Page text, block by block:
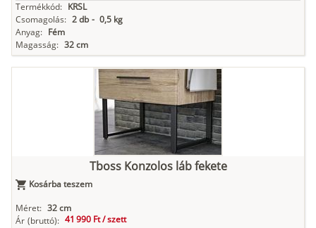
Termékkód: KRSL
Csomagolás: 2 db - 0,5 kg
Anyag: Fém
Magasság: 32 cm
Tboss Konzolos láb fekete
Kosárba teszem
Méret: 32 cm
Ár (bruttó): 41 990 Ft /szett